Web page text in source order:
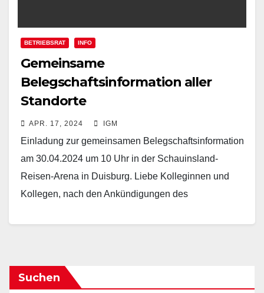
BETRIEBSRAT INFO
Gemeinsame
Belegschaftsinformation aller
Standorte
APR. 17, 2024 IGM
Einladung zur gemeinsamen Belegschaftsinformation
am 30.04.2024 um 10 Uhr in der Schauinsland-
Reisen-Arena in Duisburg. Liebe Kolleginnen und
Kollegen, nach den Ankündigungen des
Suchen